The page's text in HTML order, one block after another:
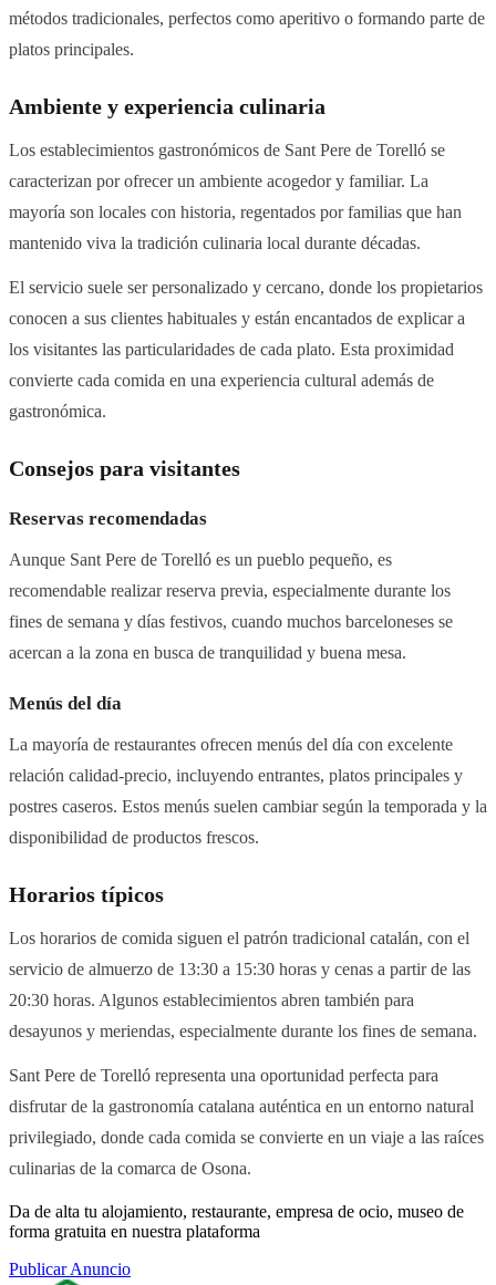
métodos tradicionales, perfectos como aperitivo o formando parte de
platos principales.
Ambiente y experiencia culinaria
Los establecimientos gastronómicos de Sant Pere de Torelló se
caracterizan por ofrecer un ambiente acogedor y familiar. La
mayoría son locales con historia, regentados por familias que han
mantenido viva la tradición culinaria local durante décadas.
El servicio suele ser personalizado y cercano, donde los propietarios
conocen a sus clientes habituales y están encantados de explicar a
los visitantes las particularidades de cada plato. Esta proximidad
convierte cada comida en una experiencia cultural además de
gastronómica.
Consejos para visitantes
Reservas recomendadas
Aunque Sant Pere de Torelló es un pueblo pequeño, es
recomendable realizar reserva previa, especialmente durante los
fines de semana y días festivos, cuando muchos barceloneses se
acercan a la zona en busca de tranquilidad y buena mesa.
Menús del día
La mayoría de restaurantes ofrecen menús del día con excelente
relación calidad-precio, incluyendo entrantes, platos principales y
postres caseros. Estos menús suelen cambiar según la temporada y la
disponibilidad de productos frescos.
Horarios típicos
Los horarios de comida siguen el patrón tradicional catalán, con el
servicio de almuerzo de 13:30 a 15:30 horas y cenas a partir de las
20:30 horas. Algunos establecimientos abren también para
desayunos y meriendas, especialmente durante los fines de semana.
Sant Pere de Torelló representa una oportunidad perfecta para
disfrutar de la gastronomía catalana auténtica en un entorno natural
privilegiado, donde cada comida se convierte en un viaje a las raíces
culinarias de la comarca de Osona.
Da de alta tu alojamiento, restaurante, empresa de ocio, museo de
forma gratuita en nuestra plataforma
Publicar Anuncio